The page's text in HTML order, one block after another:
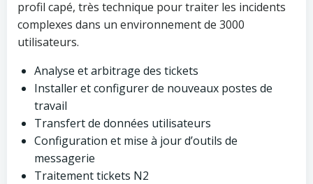
profil capé, très technique pour traiter les incidents
complexes dans un environnement de 3000
utilisateurs.
Analyse et arbitrage des tickets
Installer et configurer de nouveaux postes de
travail
Transfert de données utilisateurs
Configuration et mise à jour d’outils de
messagerie
Traitement tickets N2